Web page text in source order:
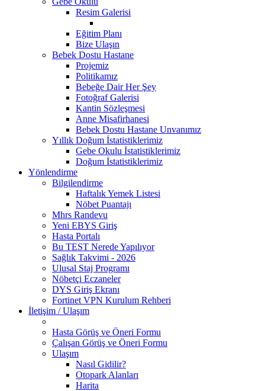
Resim Galerisi
Eğitim Planı
Bize Ulaşın
Bebek Dostu Hastane
Projemiz
Politikamız
Bebeğe Dair Her Şey
Fotoğraf Galerisi
Kantin Sözleşmesi
Anne Misafirhanesi
Bebek Dostu Hastane Unvanımız
Yıllık Doğum İstatistiklerimiz
Gebe Okulu İstatistiklerimiz
Doğum İstatistiklerimiz
Yönlendirme
Bilgilendirme
Haftalık Yemek Listesi
Nöbet Puantajı
Mhrs Randevu
Yeni EBYS Giriş
Hasta Portalı
Bu TEST Nerede Yapılıyor
Sağlık Takvimi - 2026
Ulusal Staj Programı
Nöbetçi Eczaneler
DYS Giriş Ekranı
Fortinet VPN Kurulum Rehberi
İletişim / Ulaşım
Hasta Görüş ve Öneri Formu
Çalışan Görüş ve Öneri Formu
Ulaşım
Nasıl Gidilir?
Otopark Alanları
Harita